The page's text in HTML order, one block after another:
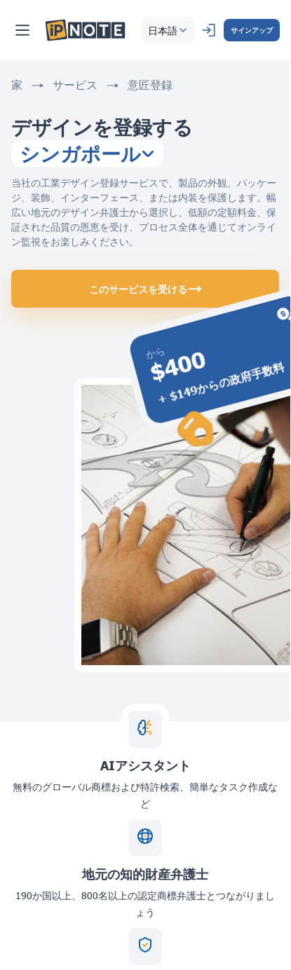
日本語 サインアップ
家 サービス 意匠登録
デザインを登録する
シンガポール
から
$400
+ $149からの政府手数料
当社の工業デザイン登録サービスで、製品の外観、パッケー
ジ、装飾、インターフェース、または内装を保護します。幅
広い地元のデザイン弁護士から選択し、低額の定額料金、保
証された品質の恩恵を受け、プロセス全体を通じてオンライ
ン監視をお楽しみください。
このサービスを受ける
AIアシスタント
無料のグローバル商標および特許検索、簡単なタスク作成な
ど
地元の知的財産弁護士
190か国以上、800名以上の認定商標弁護士とつながりまし
ょう